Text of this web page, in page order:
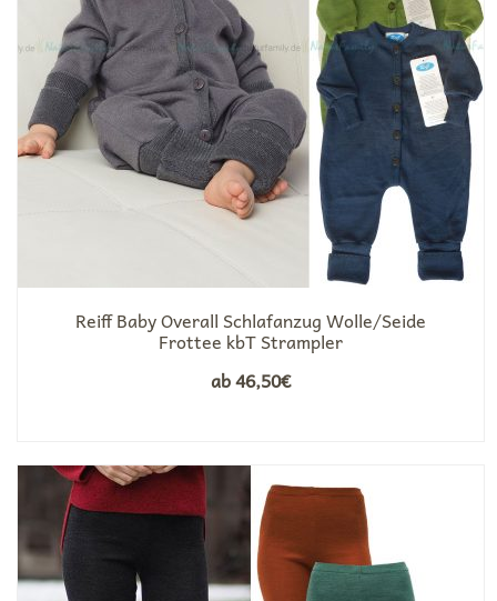
Reiff Baby Overall Schlafanzug Wolle/Seide
Frottee kbT Strampler
ab46,50€